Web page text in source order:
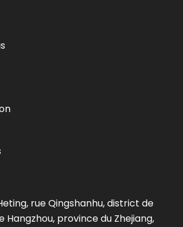
rue Qingshanhu, district de
Hangzhou, province du Zhejiang,